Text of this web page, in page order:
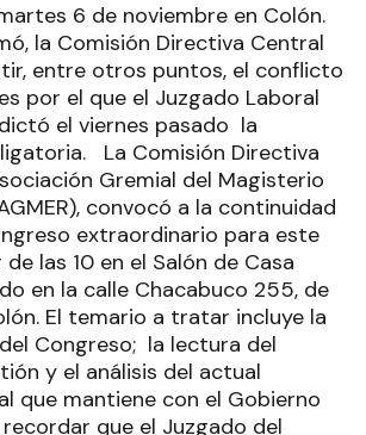
6 de noviembre en Colón.
la Comisión Directiva Central
entre otros puntos, el conflicto
por el que el Juzgado Laboral
dictó el viernes pasado la
La Comisión Directiva
Gremial del Magisterio
convocó a la continuidad
extraordinario para este
las 10 en el Salón de Casa
en la calle Chacabuco 255, de
El temario a tratar incluye la
Congreso; la lectura del
y el análisis del actual
que mantiene con el Gobierno
que el Juzgado del